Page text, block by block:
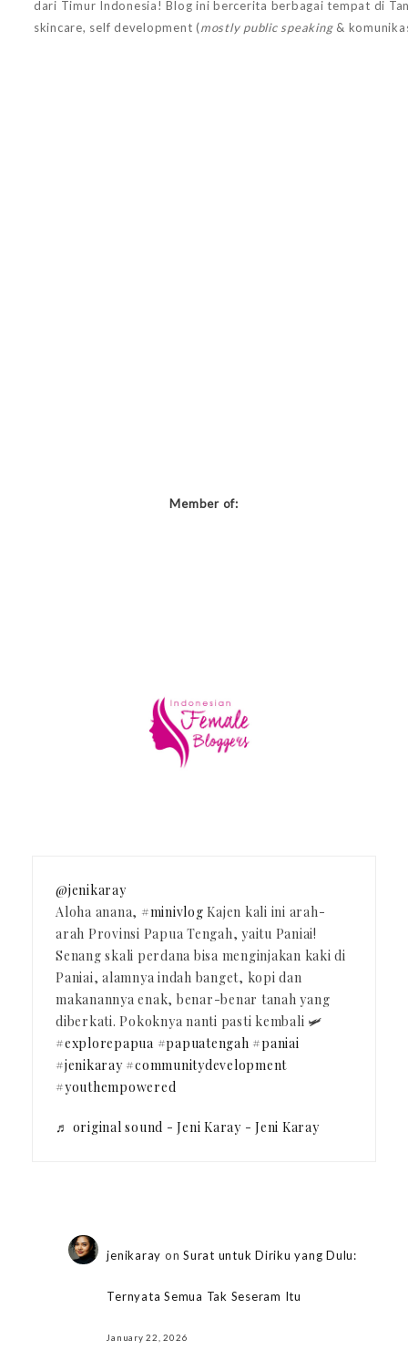
dari Timur Indonesia! Blog ini bercerita berbagai tempat di
skincare, self development (mostly public speaking&
Member of:
@jenikaray
Aloha anana, #minivlog Kajen kali ini arah-
arah Provinsi Papua Tengah, yaitu Paniai!
Senang skali perdana bisa menginjakan kaki di
Paniai, alamnya indah banget, kopi dan
makanannya enak, benar-benar tanah yang
diberkati. Pokoknya nanti pasti kembali 🛩️
#explorepapua #papuatengah #paniai
#jenikaray #communitydevelopment
#youthempowered
♬ original sound - Jeni Karay - Jeni Karay
jenikaray on Surat untuk Diriku yang Dulu:
Ternyata Semua Tak Seseram Itu
January 22, 2026